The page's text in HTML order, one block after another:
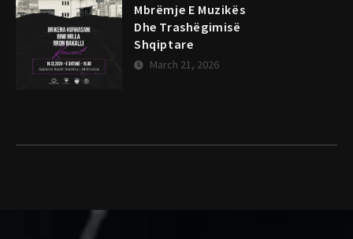
Mbrëmje E Muzikës
Dhe Trashëgimisë
Shqiptare
March 21, 2026